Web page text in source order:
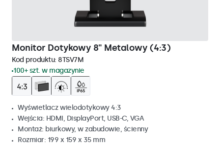
Monitor Dotykowy 8" Metalowy (4:3)
Kod produktu: 8TSV7M
100+ szt. w magazynie
Wyświetlacz wielodotykowy 4:3
Wejścia: HDMI, DisplayPort, USB-C, VGA
Montaż: biurkowy, w zabudowie, ścienny
Rozmiar: 199 x 159 x 35 mm